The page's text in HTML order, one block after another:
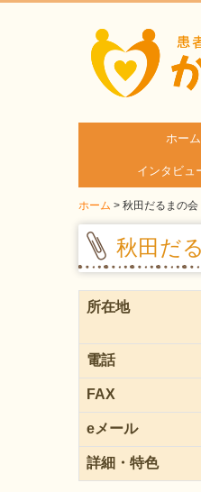
ホーム
インタビュ
医療従事者へのイ
患者さんとご家族へ
ホーム 秋田だるまの会
秋田だ
所在地
電話
FAX
eメール
詳細・ 特色